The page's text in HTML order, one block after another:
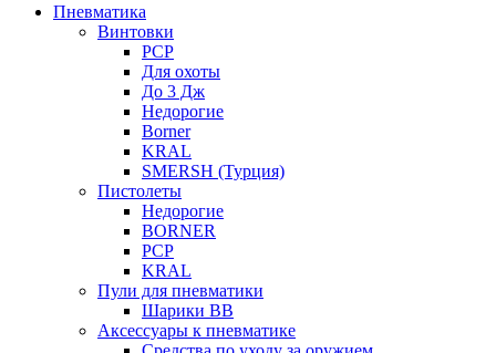
Пневматика
Винтовки
PCP
Для охоты
До 3 Дж
Недорогие
Borner
KRAL
SMERSH (Турция)
Пистолеты
Недорогие
BORNER
PCP
KRAL
Пули для пневматики
Шарики BB
Аксессуары к пневматике